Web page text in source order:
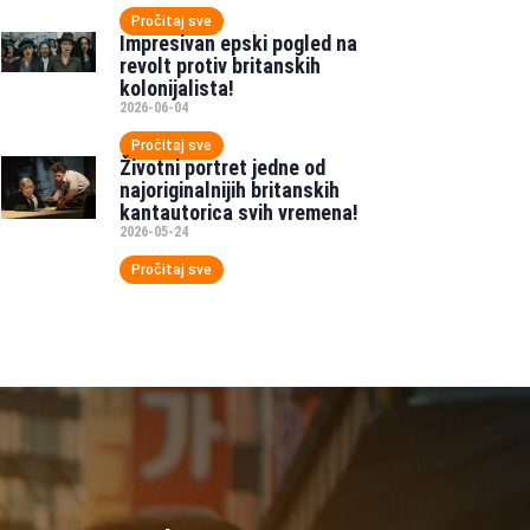
Pročitaj sve
Impresivan epski pogled na
revolt protiv britanskih
kolonijalista!
2026-06-04
Pročitaj sve
Životni portret jedne od
najoriginalnijih britanskih
kantautorica svih vremena!
2026-05-24
Pročitaj sve